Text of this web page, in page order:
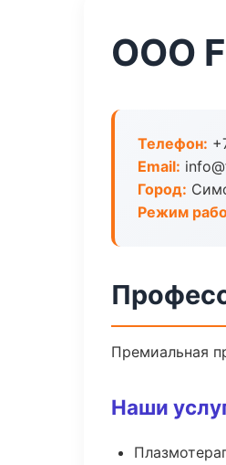
ООО
Телефон:
Email:
Город:
Режим
Премиальная
Наши